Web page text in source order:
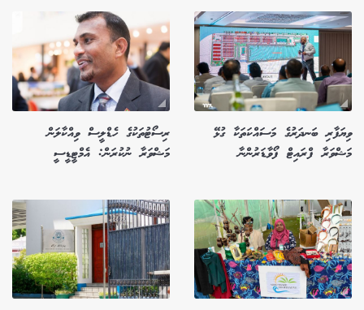
ވިޔަފާރި ބަނދަރުގެ މަސައްކަތަކާ ގުޅޭ
މަޝްވަރާ ފްރައިޓް ފޯވާޑަރުންނާ
ރިސޯޓުތަކުގެ ހެޑްލީސް ވިއްކާލަން
މަޝްވަރާ ނުކުރަން: އެމްޓީޑީސީ